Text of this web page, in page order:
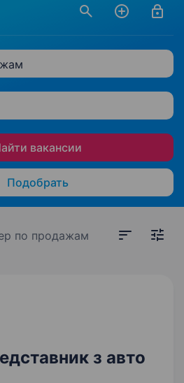
вакансии
Подобрать
по продажам
з авто